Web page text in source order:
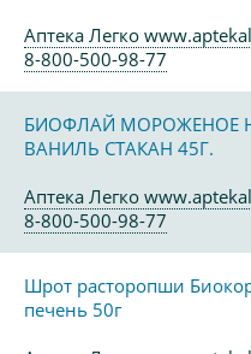
Аптека Легко
8-800-500-98-77
БИОФЛАЙ МОРОЖЕНОЕ
ВАНИЛЬ СТАКАН 45Г.
Аптека Легко
8-800-500-98-77
Шрот расторопши
печень 50г